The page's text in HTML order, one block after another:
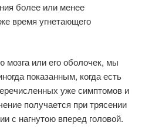
более или менее
время угнетающего
мозга или его оболочек, мы
показанным, когда есть
уже симптомов и
получается при трясении
с нагнутою вперед головой.